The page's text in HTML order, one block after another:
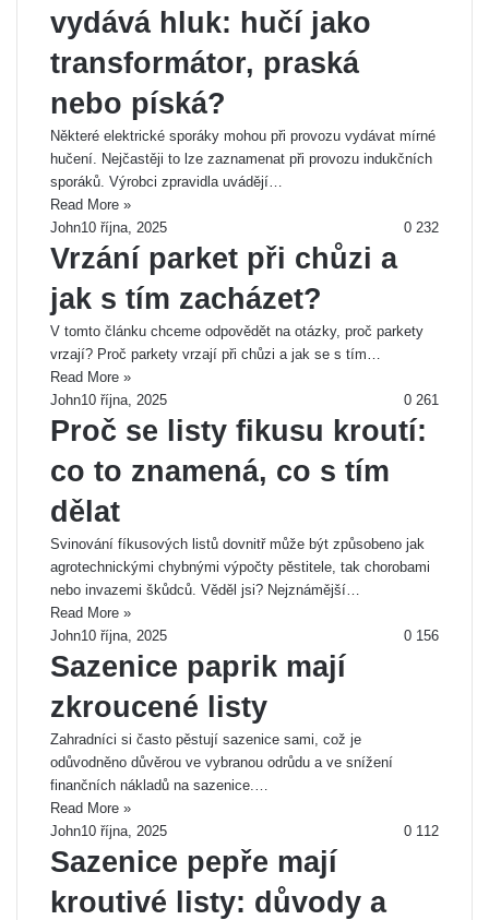
vydává hluk: hučí jako
transformátor, praská
nebo píská?
Některé elektrické sporáky mohou při provozu vydávat mírné
hučení. Nejčastěji to lze zaznamenat při provozu indukčních
sporáků. Výrobci zpravidla uvádějí…
Read More »
John10 října, 2025 0 232
Vrzání parket při chůzi a
jak s tím zacházet?
V tomto článku chceme odpovědět na otázky, proč parkety
vrzají? Proč parkety vrzají při chůzi a jak se s tím…
Read More »
John10 října, 2025 0 261
Proč se listy fikusu kroutí:
co to znamená, co s tím
dělat
Svinování fíkusových listů dovnitř může být způsobeno jak
agrotechnickými chybnými výpočty pěstitele, tak chorobami
nebo invazemi škůdců. Věděl jsi? Nejznámější…
Read More »
John10 října, 2025 0 156
Sazenice paprik mají
zkroucené listy
Zahradníci si často pěstují sazenice sami, což je
odůvodněno důvěrou ve vybranou odrůdu a ve snížení
finančních nákladů na sazenice.…
Read More »
John10 října, 2025 0 112
Sazenice pepře mají
kroutivé listy: důvody a